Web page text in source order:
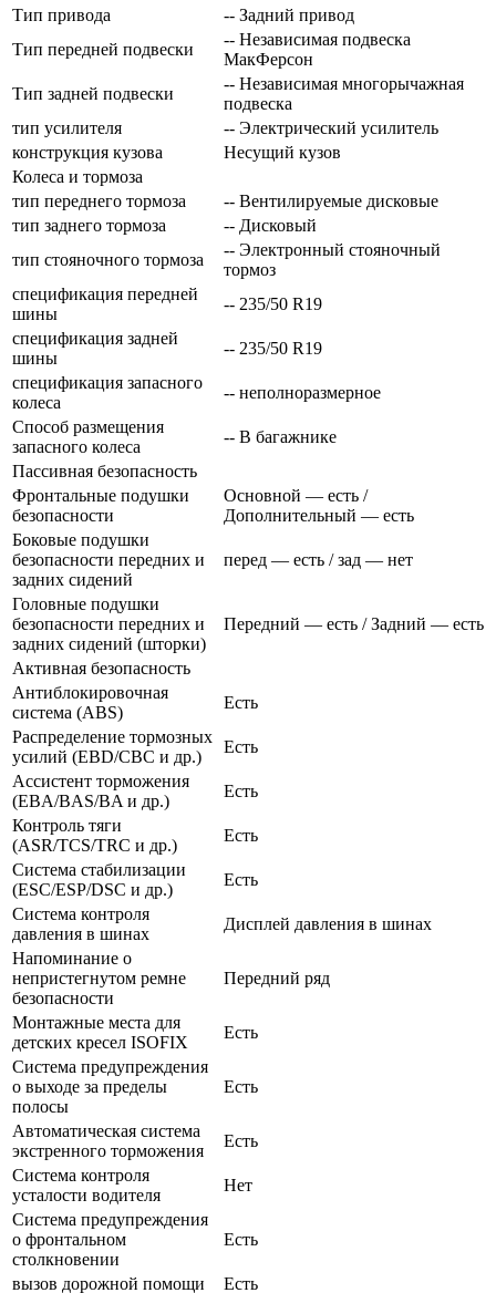
Тип привода
-- Задний привод
Тип передней подвески
-- Независимая подвеска
МакФерсон
Тип задней подвески
-- Независимая многорычажная
подвеска
тип усилителя
-- Электрический усилитель
конструкция кузова
Несущий кузов
Колеса и тормоза
тип переднего тормоза
-- Вентилируемые дисковые
тип заднего тормоза
-- Дисковый
тип стояночного тормоза
-- Электронный стояночный
тормоз
спецификация передней
шины
-- 235/50 R19
спецификация задней
шины
-- 235/50 R19
спецификация запасного
колеса
-- неполноразмерное
Способ размещения
запасного колеса
-- В багажнике
Пассивная безопасность
Фронтальные подушки
безопасности
Основной — есть /
Дополнительный — есть
Боковые подушки
безопасности передних и
задних сидений
перед — есть / зад — нет
Головные подушки
безопасности передних и
задних сидений (шторки)
Передний — есть / Задний — есть
Активная безопасность
Антиблокировочная
система (ABS)
Есть
Распределение тормозных
усилий (EBD/CBC и др.)
Есть
Ассистент торможения
(EBA/BAS/BA и др.)
Есть
Контроль тяги
(ASR/TCS/TRC и др.)
Есть
Система стабилизации
(ESC/ESP/DSC и др.)
Есть
Система контроля
давления в шинах
Дисплей давления в шинах
Напоминание о
непристегнутом ремне
безопасности
Передний ряд
Монтажные места для
детских кресел ISOFIX
Есть
Система предупреждения
о выходе за пределы
полосы
Есть
Автоматическая система
экстренного торможения
Есть
Система контроля
усталости водителя
Нет
Система предупреждения
о фронтальном
столкновении
Есть
вызов дорожной помощи
Есть